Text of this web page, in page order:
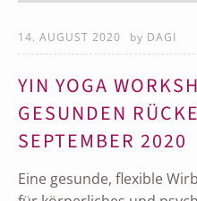
14. AUGUST 2020 by DAGI
YIN YOGA
GESUNDEN
SEPTEMBER 2020
Eine gesunde, flexible